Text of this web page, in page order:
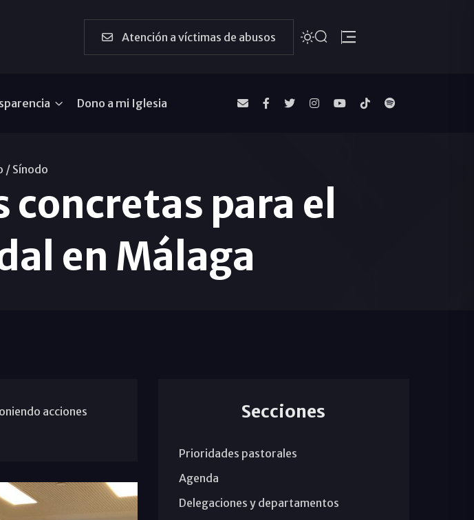
Atención a víctimas de abusos
Dono a mi Iglesia
/Sínodo
concretas para el
en Málaga
acciones
Secciones
Prioridades pastorales
Agenda
Delegaciones y departamentos